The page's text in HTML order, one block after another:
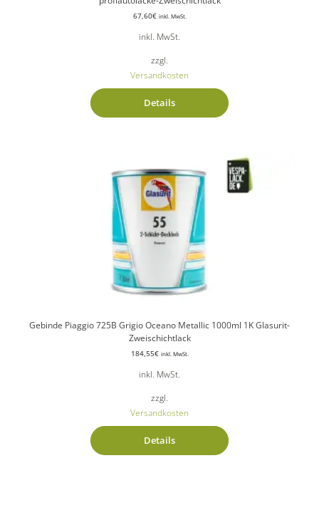
67,60€ inkl. MwSt.
inkl. MwSt.
zzgl.
Versandkosten
Details
Gebinde Piaggio 725B Grigio Oceano Metallic 1000ml 1K Glasurit-
Zweischichtlack
184,55€ inkl. MwSt.
inkl. MwSt.
zzgl.
Versandkosten
Details